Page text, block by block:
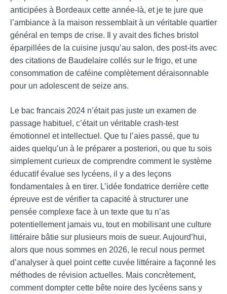
anticipées à Bordeaux cette année-là, et je te jure que
l’ambiance à la maison ressemblait à un véritable quartier
général en temps de crise. Il y avait des fiches bristol
éparpillées de la cuisine jusqu’au salon, des post-its avec
des citations de Baudelaire collés sur le frigo, et une
consommation de caféine complètement déraisonnable
pour un adolescent de seize ans.
Le bac francais 2024 n’était pas juste un examen de
passage habituel, c’était un véritable crash-test
émotionnel et intellectuel. Que tu l’aies passé, que tu
aides quelqu’un à le préparer a posteriori, ou que tu sois
simplement curieux de comprendre comment le système
éducatif évalue ses lycéens, il y a des leçons
fondamentales à en tirer. L’idée fondatrice derrière cette
épreuve est de vérifier ta capacité à structurer une
pensée complexe face à un texte que tu n’as
potentiellement jamais vu, tout en mobilisant une culture
littéraire bâtie sur plusieurs mois de sueur. Aujourd’hui,
alors que nous sommes en 2026, le recul nous permet
d’analyser à quel point cette cuvée littéraire a façonné les
méthodes de révision actuelles. Mais concrètement,
comment dompter cette bête noire des lycéens sans y